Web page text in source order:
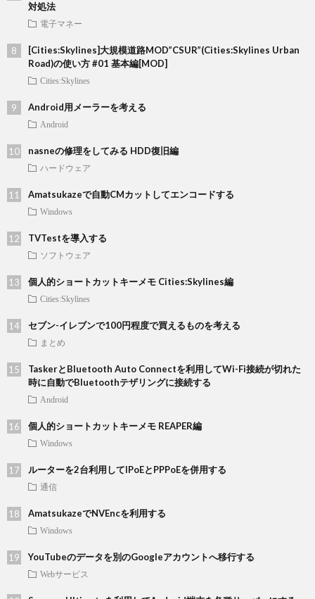
対処法
電子マネー
[Cities:Skylines]大規模道路MOD”CSUR”(Cities:Skylines Urban
Road)の使い方 #01 基本編[MOD]
Cities:Skylines
Android用メーラーを考える
Android
nasneの修理をしてみる HDD復旧編
ハードウェア
Amatsukazeで自動CMカットしてエンコードする
Windows
TVTestを導入する
ソフトウェア
個人的ショートカットキーメモ Cities:Skylines編
Cities:Skylines
セブン-イレブンで100円程度で買えるものを考える
まとめ
TaskerとBluetooth Auto Connectを利用してWi-Fi接続が切れた
時に自動でBluetoothテザリングに接続する
Android
個人的ショートカットキーメモ REAPER編
Windows
ルーターを2台利用してIPoEとPPPoEを併用する
通信
AmatsukazeでNVEncを利用する
Windows
YouTubeのデータを別のGoogleアカウントへ移行する
Webサービス